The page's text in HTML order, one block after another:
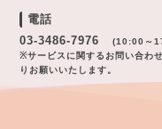
電話
03-3486-7976
(10:00～
※サービスに関するお問い合わ
りお願いいたします。